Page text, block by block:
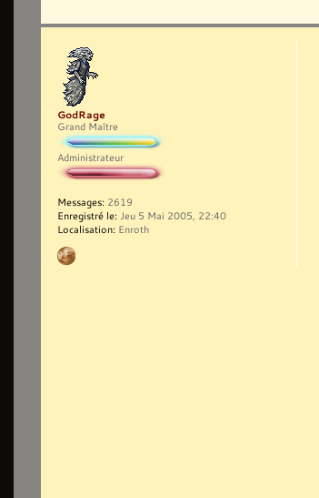
GodRage
Grand Maître
Administrateur
Messages: 2619
Enregistré le: Jeu 5 Mai 2005, 22:40
Localisation: Enroth